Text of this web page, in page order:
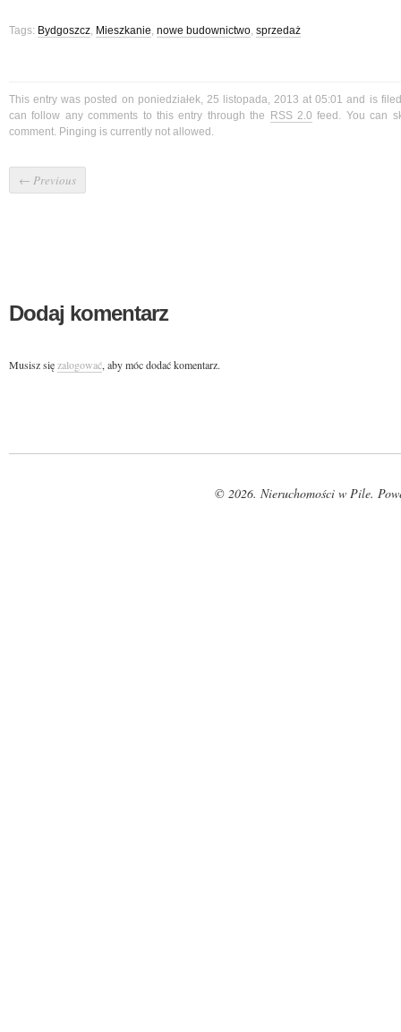
Tags: Bydgoszcz, Mieszkanie, nowe budownictwo, sprzedaż
This entry was posted on poniedziałek, 25 listopada, 2013 at 05:01 and is
can follow any comments to this entry through the
RSS 2.0 feed. You can
comment. Pinging is currently not allowed.
← Previous
Dodaj komentarz
Musisz sięzalogować, aby móc dodać komentarz.
© 2026. Nieruchomości w Pile.